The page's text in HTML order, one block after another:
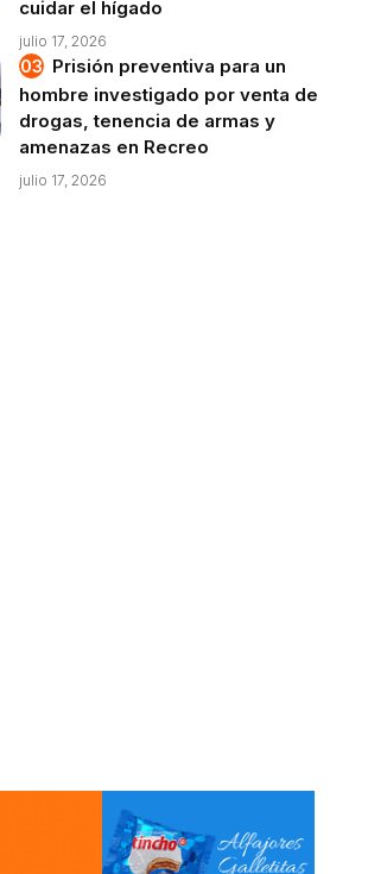
cuidar el hígado
julio 17, 2026
Prisión preventiva para un
hombre investigado por venta de
drogas, tenencia de armas y
amenazas en Recreo
julio 17, 2026